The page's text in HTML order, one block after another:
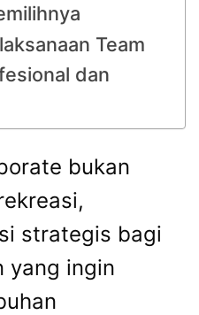
Team
dan
bukan
strategis bagi
yang ingin